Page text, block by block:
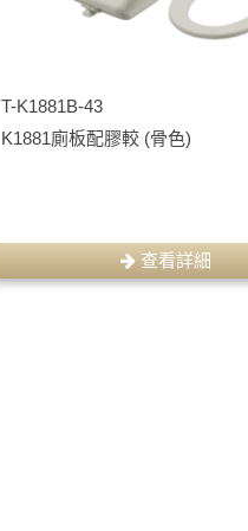
T-K1881B-43
K1881廁板配膠較 (骨色)
查看詳細